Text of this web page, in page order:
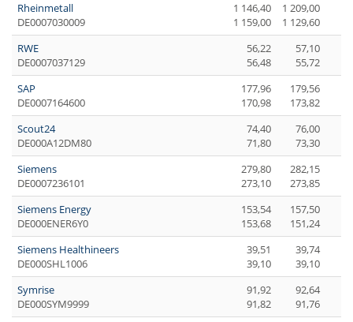
Rheinmetall
DE0007030009
1 146,40
1 159,00
1 209,00
1 129,60
RWE
DE0007037129
56,22
56,48
57,10
55,72
SAP
DE0007164600
177,96
170,98
179,56
173,82
Scout24
DE000A12DM80
74,40
71,80
76,00
73,30
Siemens
DE0007236101
279,80
273,10
282,15
273,85
Siemens Energy
DE000ENER6Y0
153,54
153,68
157,50
151,24
Siemens Healthineers
DE000SHL1006
39,51
39,10
39,74
39,10
Symrise
DE000SYM9999
91,92
91,82
92,64
91,76